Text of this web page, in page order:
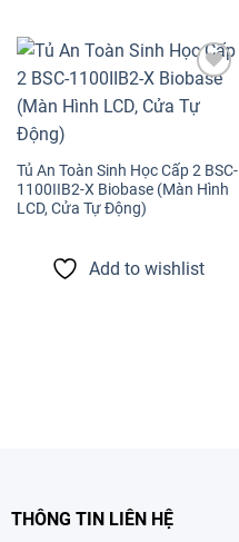
wishlist
Tủ An Toàn Sinh Học Cấp 2 BSC-
1100IIB2-X Biobase (Màn Hình
LCD, Cửa Tự Động)
Add to wishlist
THÔNG TIN LIÊN HỆ